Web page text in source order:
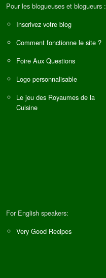
Pour les blogueuses et blogueurs :
Inscrivez votre blog
Comment fonctionne le site ?
Foire Aux Questions
Logo personnalisable
Le jeu des Royaumes de la
Cuisine
For English speakers:
Very Good Recipes